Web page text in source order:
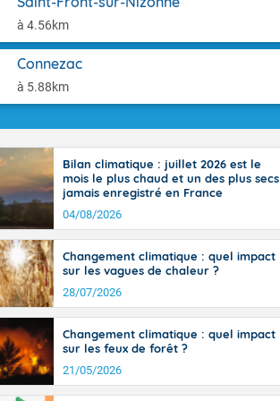
à 4.56km
Connezac
à 5.88km
l'après-
14
il fait
30 à 35
Bilan climatique : juillet 2026 est le
mois le plus chaud et un des plus secs
jamais enregistré en France
04/08/2026
Changement climatique : quel impact
sur les vagues de chaleur ?
28/07/2026
Changement climatique : quel impact
sur les feux de forêt ?
21/05/2026